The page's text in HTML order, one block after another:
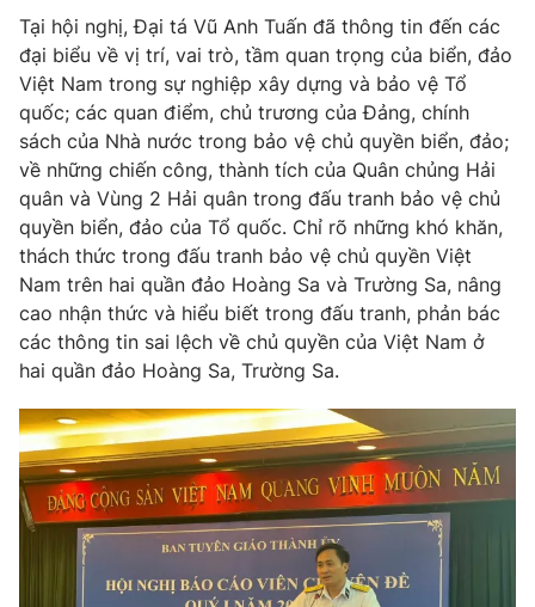
Nhân vật
Khán giả
Giải sao mai
Âm nhạc
Sao
Du lịch
Làm đẹp
Chất lượng cuộc sống
Giáo dục
Tuyển sinh
Học trực tuyến
Công nghệ
Hitech Công nghệ tương lai
Sản phẩm
Thị trường
Tư vấn
Giao lưu trực tuyến
Lịch phát sóng
Chuyên mục khác
Emagazine Podcast
Photo Infographic
Video Shorts video
Tại hội nghị, Đại tá Vũ Anh Tuấn đã thông tin đến các
đại biểu về vị trí, vai trò, tầm quan trọng của biển, đảo
Việt Nam trong sự nghiệp xây dựng và bảo vệ Tổ
quốc; các quan điểm, chủ trương của Đảng, chính
sách của Nhà nước trong bảo vệ chủ quyền biển, đảo;
về những chiến công, thành tích của Quân chủng Hải
quân và Vùng 2 Hải quân trong đấu tranh bảo vệ chủ
quyền biển, đảo của Tổ quốc. Chỉ rõ những khó khăn,
thách thức trong đấu tranh bảo vệ chủ quyền Việt
Nam trên hai quần đảo Hoàng Sa và Trường Sa, nâng
cao nhận thức và hiểu biết trong đấu tranh, phản bác
các thông tin sai lệch về chủ quyền của Việt Nam ở
hai quần đảo Hoàng Sa, Trường Sa.